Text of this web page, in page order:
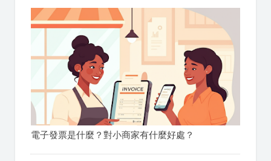
電子發票是什麼？對小商家有什麼好處？